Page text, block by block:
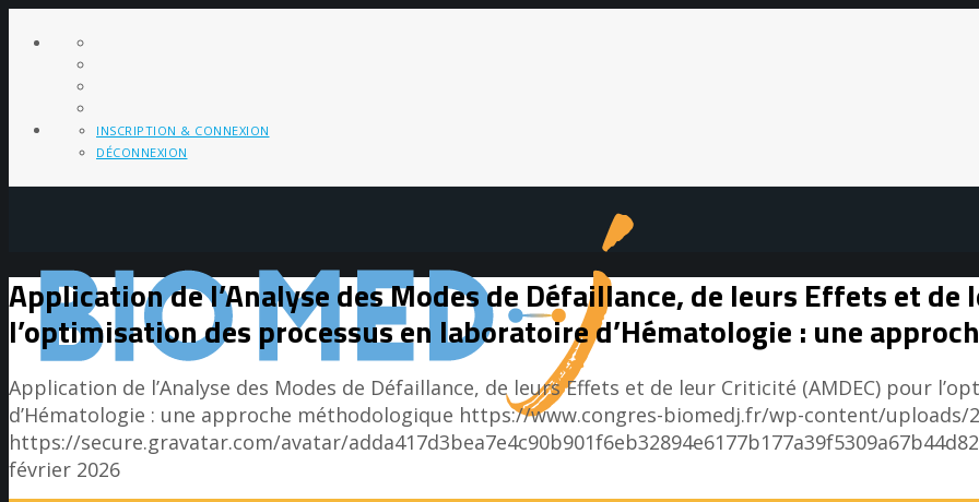
INSCRIPTION & CONNEXION
DÉCONNEXION
Application de l’Analyse des Modes de Défaillance, de leurs Effets et de
l’optimisation des processus en laboratoire d’Hématologie : une
Application de l’Analyse des Modes de Défaillance, de leurs Effets et de leur Criticité (AMDEC) pour
d’Hématologie : une approche méthodologique https://www.congres-biomedj.fr/wp-content/uploads/
https://secure.gravatar.com/avatar/
février 2026